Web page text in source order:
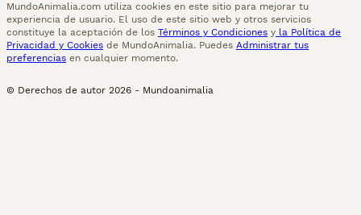
MundoAnimalia.com utiliza cookies en este sitio para mejorar tu
experiencia de usuario. El uso de este sitio web y otros servicios
constituye la aceptación de los Términos y Condiciones y la Política de
Privacidad y Cookies de MundoAnimalia. Puedes Administrar tus
preferencias en cualquier momento.
© Derechos de autor 2026 - Mundoanimalia